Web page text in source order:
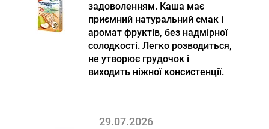
задоволенням. Каша має
приємний натуральний смак і
аромат фруктів, без надмірної
солодкості. Легко розводиться,
не утворює грудочок і
виходить ніжної консистенції.
29.07.2026